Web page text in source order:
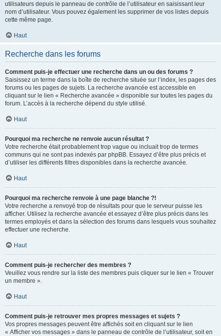
utilisateurs depuis le panneau de contrôle de l’utilisateur en saisissant leur
nom d’utilisateur. Vous pouvez également les supprimer de vos listes depuis
cette même page.
Haut
Recherche dans les forums
Comment puis-je effectuer une recherche dans un ou des forums ?
Saisissez un terme dans la boîte de recherche située sur l’index, les pages des
forums ou les pages de sujets. La recherche avancée est accessible en
cliquant sur le lien « Recherche avancée » disponible sur toutes les pages du
forum. L’accès à la recherche dépend du style utilisé.
Haut
Pourquoi ma recherche ne renvoie aucun résultat ?
Votre recherche était probablement trop vague ou incluait trop de termes
communs qui ne sont pas indexés par phpBB. Essayez d’être plus précis et
d’utiliser les différents filtres disponibles dans la recherche avancée.
Haut
Pourquoi ma recherche renvoie à une page blanche ?!
Votre recherche a renvoyé trop de résultats pour que le serveur puisse les
afficher. Utilisez la recherche avancée et essayez d’être plus précis dans les
termes employés et dans la sélection des forums dans lesquels vous souhaitez
effectuer une recherche.
Haut
Comment puis-je rechercher des membres ?
Veuillez vous rendre sur la liste des membres puis cliquer sur le lien « Trouver
un membre ».
Haut
Comment puis-je retrouver mes propres messages et sujets ?
Vos propres messages peuvent être affichés soit en cliquant sur le lien
« Afficher vos messages » dans le panneau de contrôle de l’utilisateur, soit en